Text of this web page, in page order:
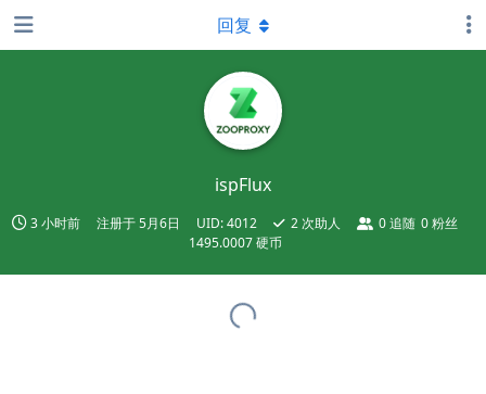
ispFlux
3 小时前 注册于5月6日 UID:4012 2 次助人 0追随 0粉丝
1495.0007 硬币
回复